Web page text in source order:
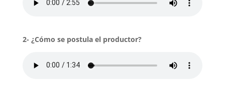
2- ¿Cómo se postula el productor?